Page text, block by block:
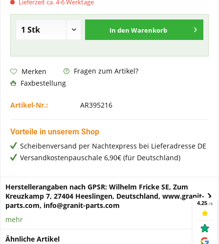
Lieferzeit ca. 4-6 Werktage
In den Warenkorb
Merken
Fragen zum Artikel?
Faxbestellung
Artikel-Nr.: AR395216
Vorteile in unserem Shop
Scheibenversand per Nachtexpress bei Lieferadresse DE
Versandkostenpauschale 6,90€ (für Deutschland)
Herstellerangaben nach GPSR: Wilhelm Fricke SE, Zum
Kreuzkamp 7, 27404 Heeslingen, Deutschland, www.granit-
parts.com, info@granit-parts.com
mehr
Ähnliche Artikel